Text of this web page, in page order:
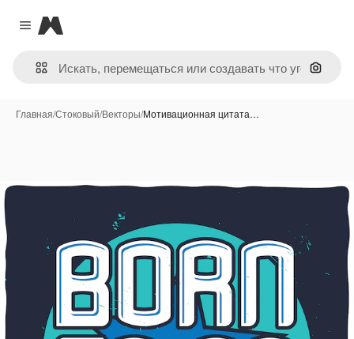
Close menu
Magnific
Поиск
Главная/Стоковый/Векторы/Мотивационная цитата…